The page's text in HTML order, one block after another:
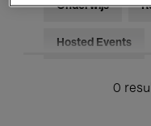
Onderwijs
Hosted Events
0